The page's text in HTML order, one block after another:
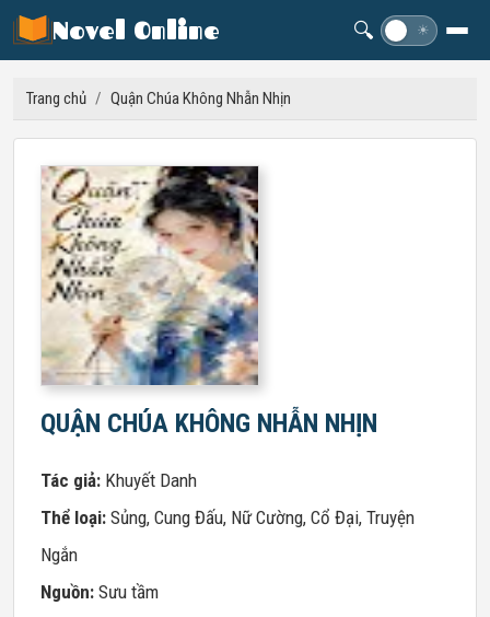
Novel Online 🔍 ☀
Trang chủ / Quận Chúa Không Nhẫn Nhịn
QUẬN CHÚA KHÔNG NHẪN NHỊN
Tác giả: Khuyết Danh
Thể loại: Sủng, Cung Đấu, Nữ Cường, Cổ Đại, Truyện
Ngắn
Nguồn: Sưu tầm